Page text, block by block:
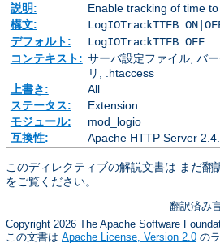
説明:
Enable tracking of time
構文:
LogIOTrackTTFB
デフォルト:
LogIOTrackTTFB OFF
コンテキスト: サーバ設定ファイル, バ
リ, .htaccess
上書き:
All
ステータス:
Extension
モジュール:
mod_logio
互換性:
Apache HTTP Server
このディレクティブの解説文書は まだ翻
をご覧ください。
翻訳済み
Copyright 2026 The Apache Software
この文書は Apache License, Version 2.0 の